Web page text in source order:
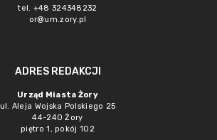
tel. +48 324348232
or@um.zory.pl
ADRES REDAKCJI
Urząd Miasta Żory
ul. Aleja Wojska Polskiego 25
44-240 Żory
piętro 1, pokój 102